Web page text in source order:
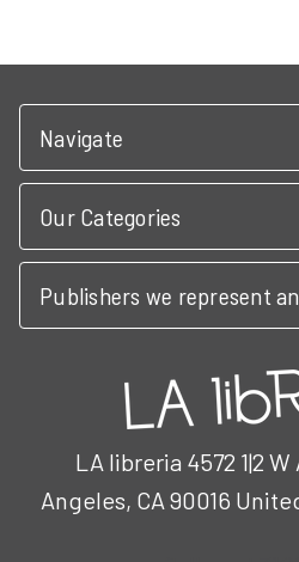
Navigate
Our Categories
Publishers we represent
LA libreria 4572 1|2
Angeles, CA 90016